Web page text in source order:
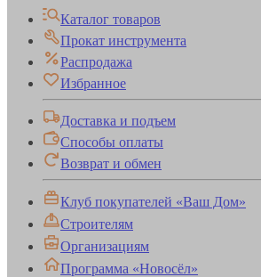
Каталог товаров
Прокат инструмента
Распродажа
Избранное
Доставка и подъем
Способы оплаты
Возврат и обмен
Клуб покупателей «Ваш Дом»
Строителям
Организациям
Программа «Новосёл»